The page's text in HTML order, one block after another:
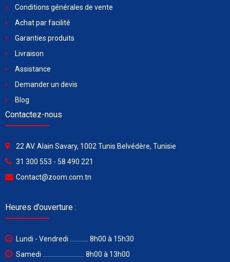
Conditions générales de vente
Achat par facilité
Garanties produits
Livraison
Assistance
Demander un devis
Blog
Contactez-nous
22 AV. Alain Savary, 1002 Tunis Belvédère, Tunisie
31 300 553 - 58 490 221
Contact@zoom.com.tn
Heures d’ouverture :
Lundi - Vendredi ............ 8h00 à 15h30
Samedi ........................... 8h00 à 13h00